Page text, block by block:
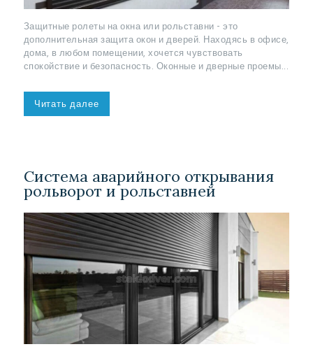
Защитные ролеты на окна или рольставни - это
дополнительная защита окон и дверей. Находясь в офисе,
дома, в любом помещении, хочется чувствовать
спокойствие и безопасность. Оконные и дверные проемы...
Читать далее
Система аварийного открывания
рольворот и рольставней